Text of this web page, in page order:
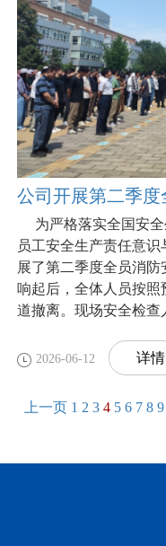
公司开展第二季
为严格落实全国安全
员工安全生产责任意
展了第二季度全员消
响起后，全体人员按
道撤离。现场安全检查
2026-06-12 详情
上一页 1 2 3 4 5 6 7 8 9